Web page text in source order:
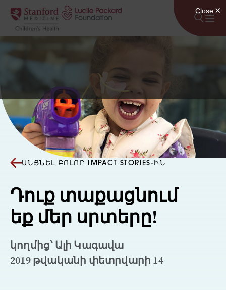
Անցնել բովանդակությանը
ԱՆՑՆԵԼ ԲՈԼՈՐ IMPACT STORIES-ԻՆ
Դուք տաքացնում
եք մեր սրտերը!
կողմից՝ Ալի Կագավա
2019 թվականի փետրվարի 14